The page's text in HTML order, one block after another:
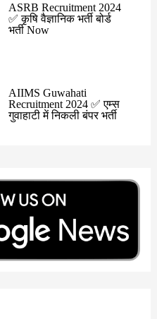
ASRB Recruitment 2024
✅ कृषि वैज्ञानिक भर्ती बोर्ड
भर्ती Now
AIIMS Guwahati
Recruitment 2024 ✅ एम्स
गुवाहाटी में निकली बंपर भर्ती